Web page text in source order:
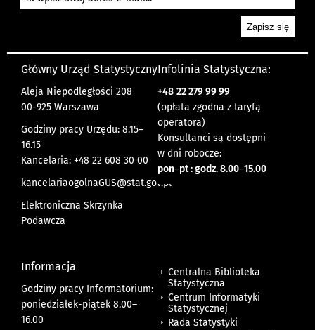
Główny Urząd Statystyczny
Aleja Niepodległości 208
00-925 Warszawa
Godziny pracy Urzędu: 8.15–
16.15
Kancelaria: +48 22 608 30 00
kancelariaogolnaGUS@stat.gov.pl
Elektroniczna Skrzynka
Podawcza
Infolinia Statystyczna:
+48 22 279 99 99
(opłata zgodna z taryfą
operatora)
Konsultanci są dostępni
w dni robocze:
pon–pt : godz. 8.00–15.00
Informacja
Godziny pracy Informatorium:
poniedziałek-piątek 8.00–
16.00
Centralna Biblioteka
Statystyczna
Centrum Informatyki
Statystycznej
Rada Statystyki